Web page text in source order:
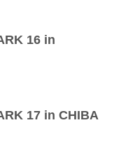
...
16 in
17 in CHIBA